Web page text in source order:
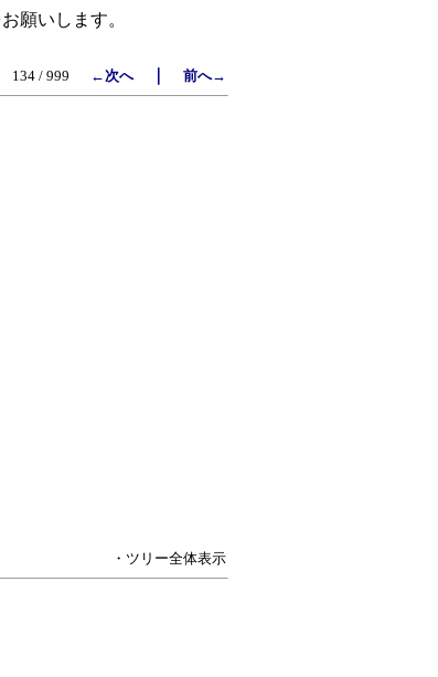
願いします。
134 / 999
←次へ｜ 前へ→
・ツリー全体表示